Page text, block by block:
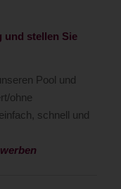
und stellen Sie
Pool und
ohne
schnell und